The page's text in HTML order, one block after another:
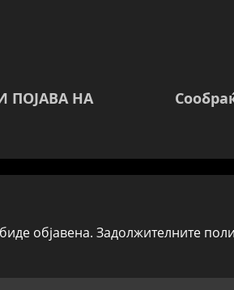
ПОЈАВА НА
објавена. Задолжителните